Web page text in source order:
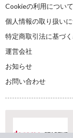
Cookieの利用について
個人情報の取り扱い
特定商取引法に基づ
運営会社
お知らせ
お問い合わせ